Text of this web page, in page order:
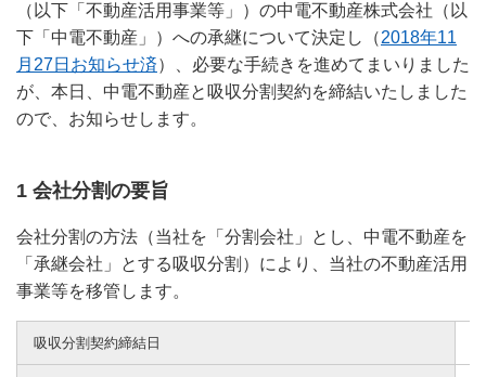
（以下「不動産活用事業等」）の中電不動産株式会社（以
下「中電不動産」）への承継について決定し（2018年11
月27日お知らせ済）、必要な手続きを進めてまいりました
が、本日、中電不動産と吸収分割契約を締結いたしました
ので、お知らせします。
1 会社分割の要旨
会社分割の方法（当社を「分割会社」とし、中電不動産を
「承継会社」とする吸収分割）により、当社の不動産活用
事業等を移管します。
吸収分割契約締結日